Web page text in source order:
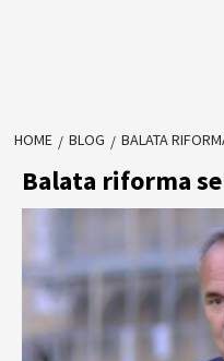
HOME BLOG BALATA
Balata riforma